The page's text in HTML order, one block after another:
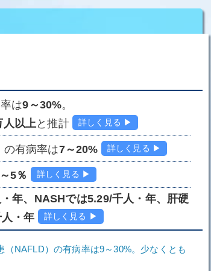
硬化 心筋梗塞 狭心症 脳梗塞
レイル
歯周病
は9～30%。
人以上と推計 詳しく見る ▶
の有病率は7～20% 詳しく見る ▶
5％ 詳しく見る ▶
年、NASHでは5.29/千人・年、肝硬
・年
詳しく見る ▶
（NAFLD）の有病率は9～30%。少なくとも